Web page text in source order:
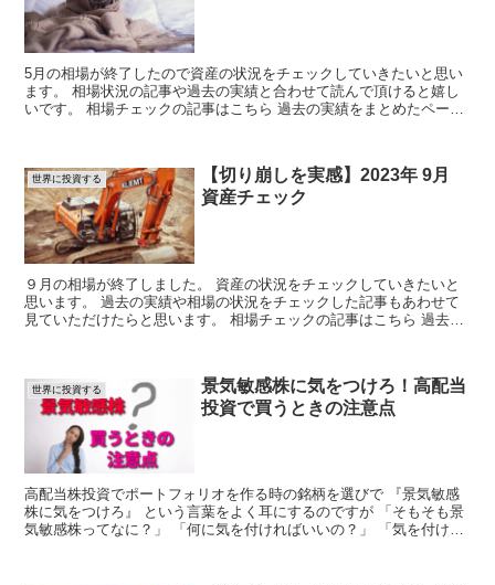
5月の相場が終了したので資産の状況をチェックしていきたいと思い
ます。 相場状況の記事や過去の実績と合わせて読んで頂けると嬉し
いです。 相場チェックの記事はこちら 過去の実績をまとめたページ
世界に投資する
【切り崩しを実感】2023年 9月
資産チェック
９月の相場が終了しました。 資産の状況をチェックしていきたいと
思います。 過去の実績や相場の状況をチェックした記事もあわせて
見ていただけたらと思います。 相場チェックの記事はこちら 過去の
世界に投資する
景気敏感株に気をつけろ！高配当
投資で買うときの注意点
高配当株投資でポートフォリオを作る時の銘柄を選びで 『景気敏感
株に気をつけろ』 という言葉をよく耳にするのですが 「そもそも景
気敏感株ってなに？」 「何に気を付ければいいの？」 「気を付けな